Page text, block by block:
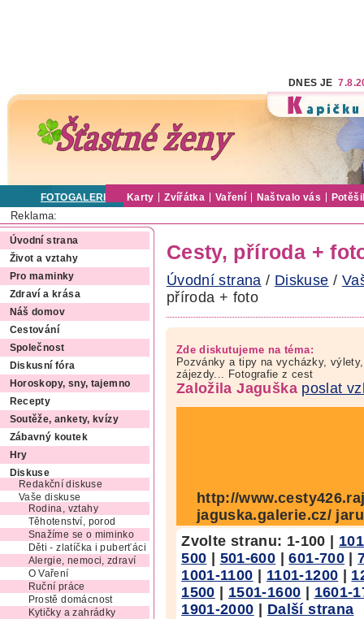
DNES JE
FOTOGALERIE Karty Zvířátka Vaření Naštvalo vás
Reklama:
Úvodní strana
Život a vztahy
Pro maminky
Zdraví a krása
Náš domov
Cestování
Společnost
Diskusní fóra
Horoskopy, sny, tajemno
Recepty
Soutěže, ankety, kvízy
Zábavný koutek
Hry
Diskuse
Redakční diskuse
Vaše diskuse
Rodina, vztahy
Těhotenství, porod
Snažíme se o miminko
Děti - zlatíčka i puberťáci
Alergie, nemoci, zdraví
O Vaření
Ruční práce
Prostě domácnost
Kytičky a zahrádky
Cesty, příroda +
Úvodní strana / Diskuse /
příroda + foto
Zde diskutujeme na téma:
Pozvánky a tipy na vycházky, výlety,
zájezdy... Fotografie z cest
Založila Jaguška poslat
http://
jaguska.galerie.cz/
Zvolte stranu: 1-100 |
500 | 501-600 |601-700 |
1001-1100 | 1101-1200 |
1500 | 1501-1600 | 1601-
1901-2000 | Další strana